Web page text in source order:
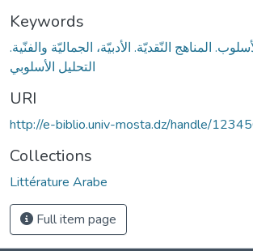
Keywords
المناهج النّقديّة. الأدبيّة، الجماليّة والفنّية.
التحليل الأسلوبي
URI
http://e-biblio.univ-mosta.dz/handle/
Collections
Littérature Arabe
Full item page